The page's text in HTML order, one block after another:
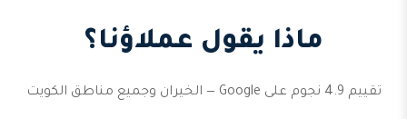
ماذا يقول عملاؤنا؟
تقييم 4.9 نجوم على Google — الخيران وجميع مناطق الكويت